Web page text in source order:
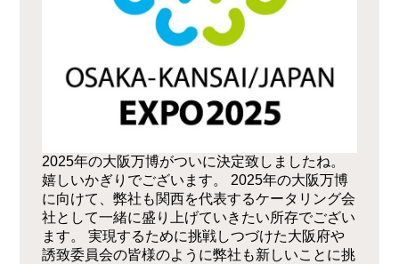
2025年の大阪万博がついに決定致しましたね。
嬉しいかぎりでございます。 2025年の大阪万博
に向けて、弊社も関西を代表するケータリング会
社として一緒に盛り上げていきたい所存でござい
ます。 実現するために挑戦しつづけた大阪府や
誘致委員会の皆様のように弊社も新しいことに挑